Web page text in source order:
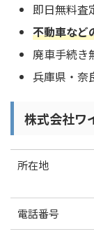
即日無料査
不動車など
廃車手続き
兵庫県・奈
株式会社ワ
所在地
電話番号